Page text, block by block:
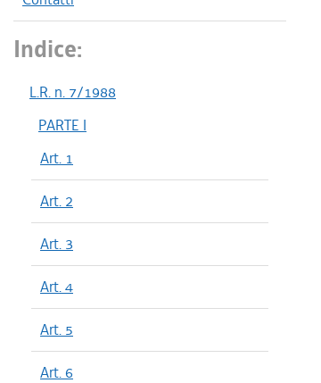
Indice:
L.R. n. 7/1988
PARTE I
Art. 1
Art. 2
Art. 3
Art. 4
Art. 5
Art. 6